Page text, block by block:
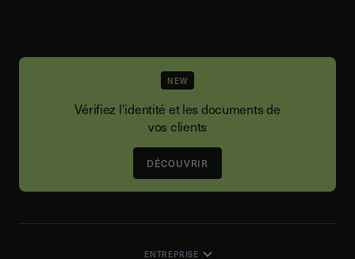
NEW
Vérifiez l'identité et les documents de
vos clients
DÉCOUVRIR
ENTREPRISE